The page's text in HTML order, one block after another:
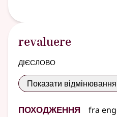
revaluere
дієслово
Показати відмінювання
Походження fra